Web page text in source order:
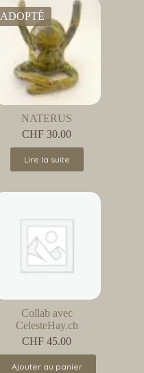
ADOPTÉ
NATERUS
CHF 30.00
Lire la suite
Collab avec
CelesteHay.ch
CHF 45.00
Ajouter au panier